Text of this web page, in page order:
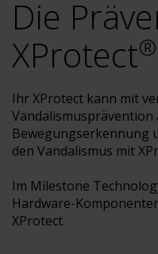
Die
XProtect®
Ihr XProtect kann mit
Bewegungserkennung
den Vandalismus mit
Im Milestone
Hardware-
XProtect.